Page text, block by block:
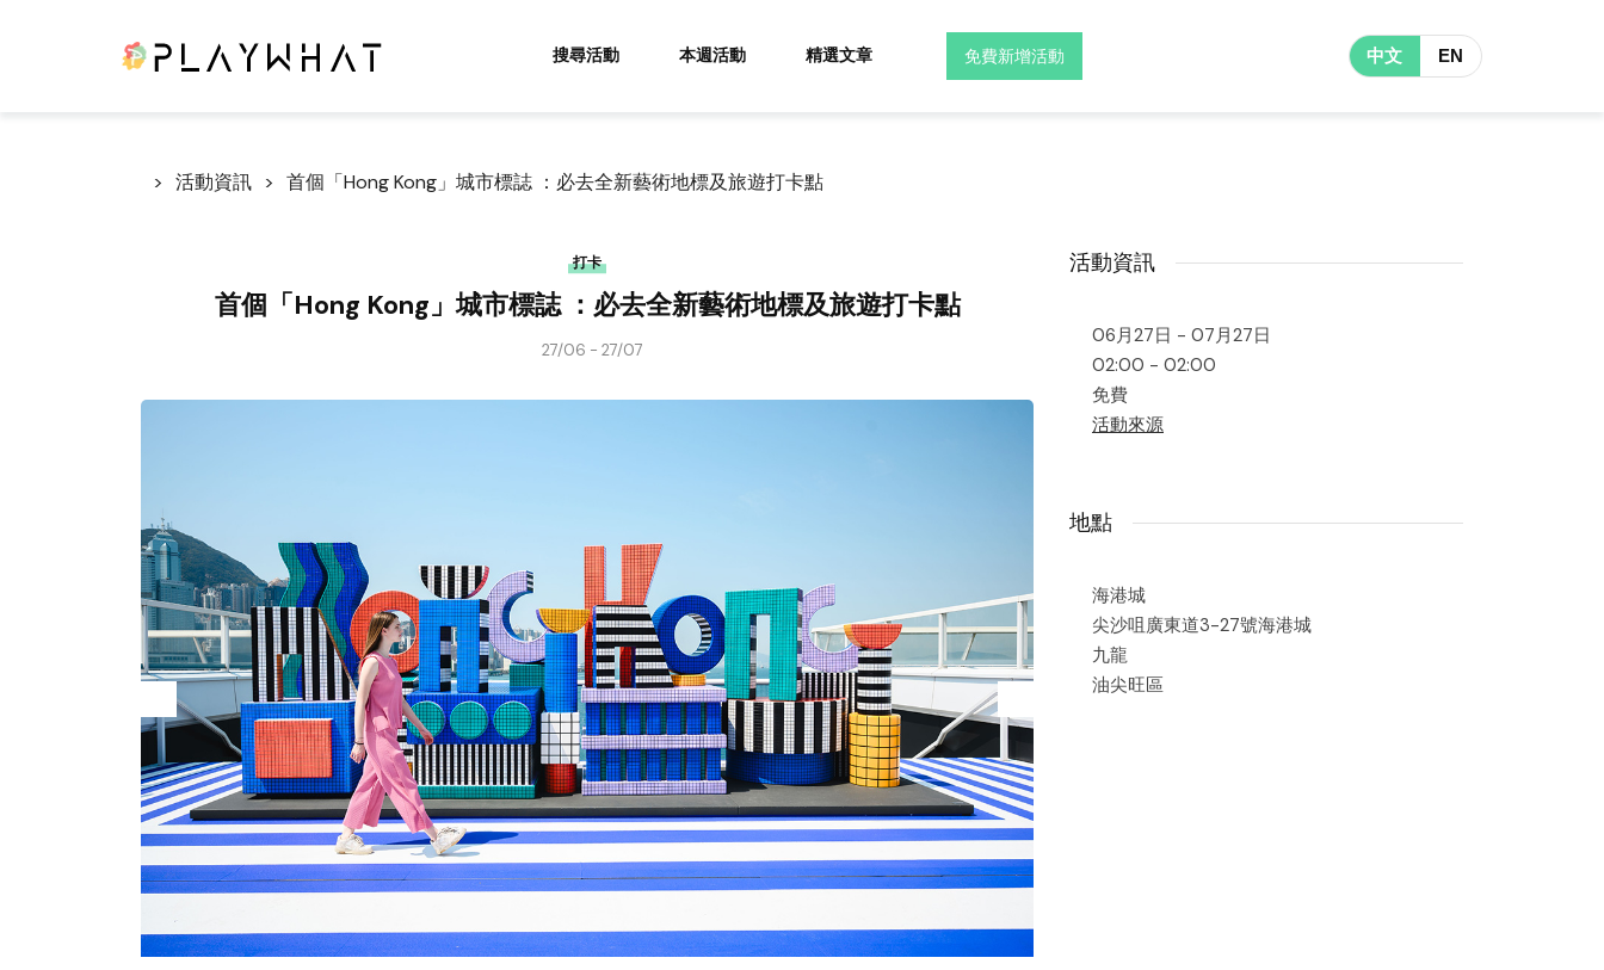
搜尋活動 本週活動 精選文章 免費新增活動 中文 EN
活動資訊 首個「Hong Kong」城市標誌 ：必去全新藝術地標及旅遊打卡點
打卡
首個「Hong Kong」城市標誌 ：必去全新藝術地標及旅遊打卡點
27/06 - 27/07
活動資訊
06月27日 - 07月27日
02:00 - 02:00
免費
活動來源
地點
海港城
尖沙咀廣東道3-27號海港城
九龍
油尖旺區